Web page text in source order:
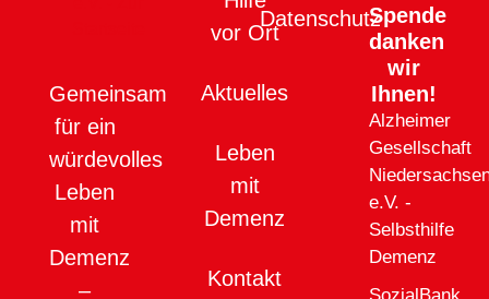
Gemeinsam
für ein
würdevolles
Leben
mit
Demenz
–
vor Ort
Aktuelles
Leben
mit
Demenz
Kontakt
DatenschutzSpende
danken
wir
Ihnen!
Alzheimer
Gesellschaft
e.V. -
Selbsthilfe
Demenz